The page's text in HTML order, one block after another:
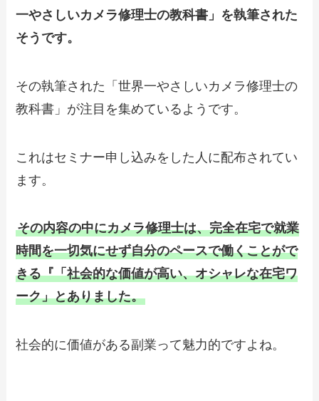
一やさしいカメラ修理士の教科書」を執筆された
そうです。
その執筆された「世界一やさしいカメラ修理士の
教科書」が注目を集めているようです。
これはセミナー申し込みをした人に配布されてい
ます。
その内容の中にカメラ修理士は、完全在宅で就業
時間を一切気にせず自分のペースで働くことがで
きる『「社会的な価値が高い、オシャレな在宅ワ
ーク」とありました。
社会的に価値がある副業って魅力的ですよね。